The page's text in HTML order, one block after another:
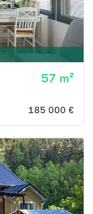
57 m²
185 000 €